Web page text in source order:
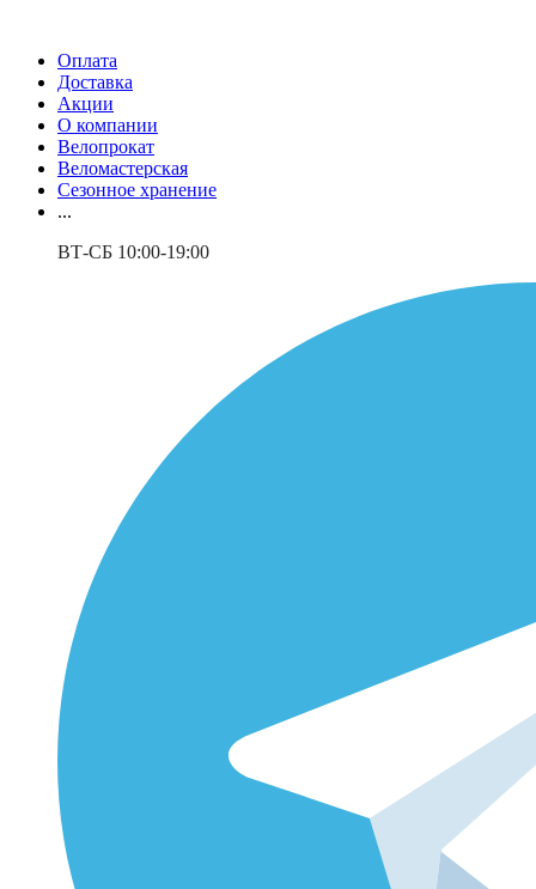
Оплата
Доставка
Акции
О компании
Велопрокат
Веломастерская
Сезонное хранение
...
ВТ-СБ 10:00-19:00